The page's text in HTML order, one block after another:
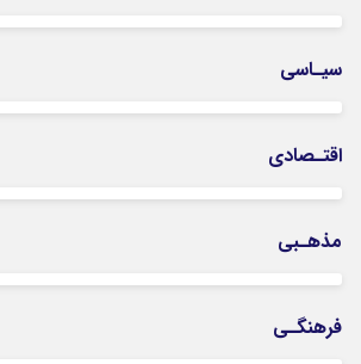
سیـاسی
اقتـصادی
مذهـبی
فرهنگـی